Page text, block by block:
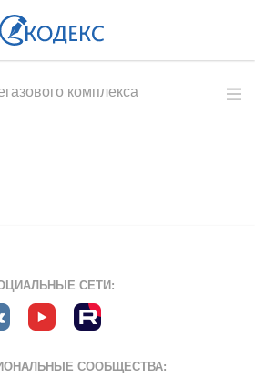
комплекса
СЕТИ:
СООБЩЕСТВА: